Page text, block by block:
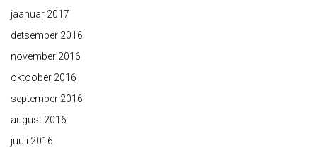
jaanuar 2017
detsember 2016
november 2016
oktoober 2016
september 2016
august 2016
juuli 2016